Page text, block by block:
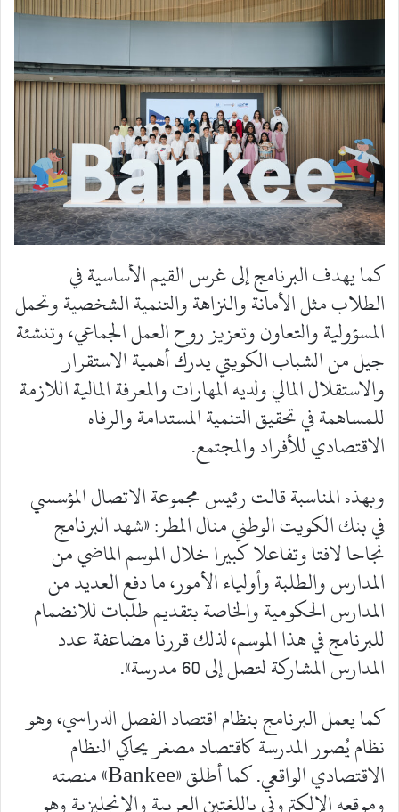
كما يهدف البرنامج إلى غرس القيم الأساسية في
الطلاب مثل الأمانة والنزاهة والتنمية الشخصية وتحمل
المسؤولية والتعاون وتعزيز روح العمل الجماعي، وتنشئة
جيل من الشباب الكويتي يدرك أهمية الاستقرار
والاستقلال المالي ولديه المهارات والمعرفة المالية اللازمة
للمساهمة في تحقيق التنمية المستدامة والرفاه
الاقتصادي للأفراد والمجتمع.
وبهذه المناسبة قالت رئيس مجموعة الاتصال المؤسسي
في بنك الكويت الوطني منال المطر: «شهد البرنامج
نجاحا لافتا وتفاعلا كبيرا خلال الموسم الماضي من
المدارس والطلبة وأولياء الأمور، ما دفع العديد من
المدارس الحكومية والخاصة بتقديم طلبات للانضمام
للبرنامج في هذا الموسم، لذلك قررنا مضاعفة عدد
المدارس المشاركة لتصل إلى 60 مدرسة».
كما يعمل البرنامج بنظام اقتصاد الفصل الدراسي، وهو
نظام يُصور المدرسة كاقتصاد مصغر يحاكي النظام
الاقتصادي الواقعي. كما أطلق «Bankee» منصته
وموقعه الإلكتروني باللغتين العربية والإنجليزية وهو